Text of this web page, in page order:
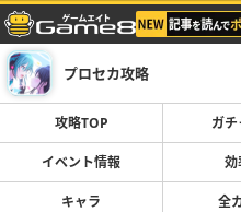
プロセカ攻略
攻略TOP ガ
イベント情報 効
キャラ 全